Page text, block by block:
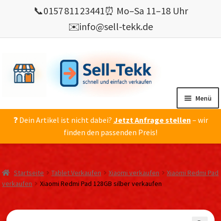
📞0157 811 23441⏰ Mo–Sa 11–18 Uhr
✉️info@sell-tekk.de
springen
springen
Menü
Mein Konto
Gebrauchte Elektronik verkaufen
Wie’s geht ?
❓ Dein Artikel ist nicht dabei? Jetzt Anfrage stellen – wir
finden den passenden Preis!
Startseite Tablet Verkaufen Xiaomi verkaufen
Xiaomi Redmi Pad
verkaufen
Xiaomi Redmi Pad 128GB silber verkaufen